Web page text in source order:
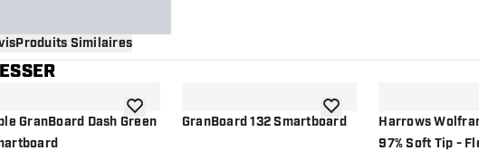
Produits Similaires
de souhaits
GranBoard Dash Greenajouter à la liste de souhaits
GranBoard 132 Smartboardajouter à la liste de
Harrows
97% Soft Tip -